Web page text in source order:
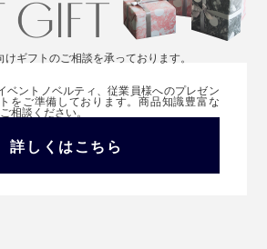
ギフトのご相談を承っております。
ベントノベルティ、従業員様へのプレゼン
をご準備しております。商品知識豊富な
相談ください。
詳しくはこちら